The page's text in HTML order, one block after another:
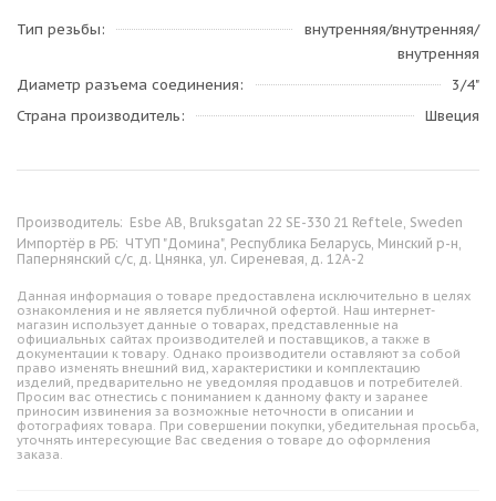
Тип резьбы
внутренняя/внутренняя/
внутренняя
Диаметр разъема соединения
3/4"
Страна производитель
Швеция
Производитель: Esbe AB, Bruksgatan 22 SE-330 21 Reftele, Sweden
Импортёр в РБ: ЧТУП "Домина", Республика Беларусь, Минский р-н,
Папернянский с/с, д. Цнянка, ул. Сиреневая, д. 12А-2
Данная информация о товаре предоставлена исключительно в целях
ознакомления и не является публичной офертой. Наш интернет-
магазин использует данные о товарах, представленные на
официальных сайтах производителей и поставщиков, а также в
документации к товару. Однако производители оставляют за собой
право изменять внешний вид, характеристики и комплектацию
изделий, предварительно не уведомляя продавцов и потребителей.
Просим вас отнестись с пониманием к данному факту и заранее
приносим извинения за возможные неточности в описании и
фотографиях товара. При совершении покупки, убедительная просьба,
уточнять интересующие Вас сведения о товаре до оформления
заказа.